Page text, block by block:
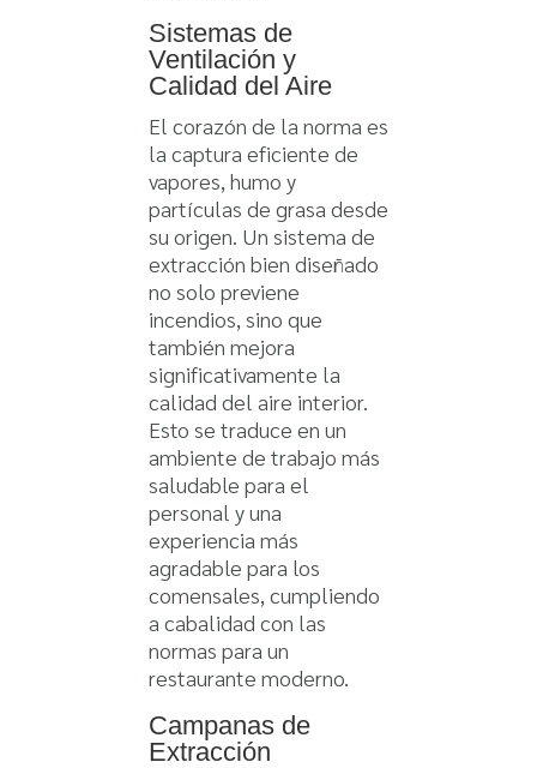
Sistemas de
Ventilación y
Calidad del Aire
El corazón de la norma es
la captura eficiente de
vapores, humo y
partículas de grasa desde
su origen. Un sistema de
extracción bien diseñado
no solo previene
incendios, sino que
también mejora
significativamente la
calidad del aire interior.
Esto se traduce en un
ambiente de trabajo más
saludable para el
personal y una
experiencia más
agradable para los
comensales, cumpliendo
a cabalidad con las
normas para un
restaurante moderno.
Campanas de
Extracción